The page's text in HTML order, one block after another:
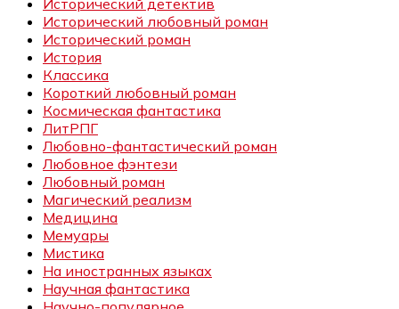
Исторический детектив
Исторический любовный роман
Исторический роман
История
Классика
Короткий любовный роман
Космическая фантастика
ЛитРПГ
Любовно-фантастический роман
Любовное фэнтези
Любовный роман
Магический реализм
Медицина
Мемуары
Мистика
На иностранных языках
Научная фантастика